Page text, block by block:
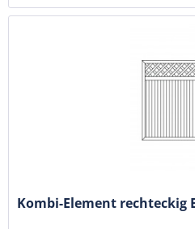
Kombi-Element rechteckig